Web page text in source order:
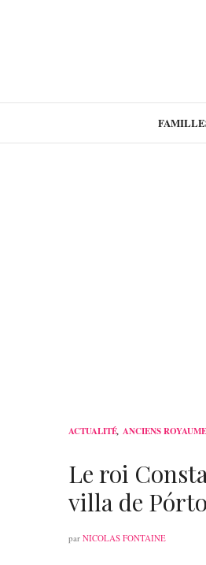
ACTUALITÉ, ANCIENS
Le roi
villa de
par NICOLAS FONTAINE